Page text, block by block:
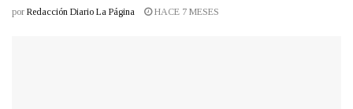
por Redacción Diario La Página HACE 7 MESES